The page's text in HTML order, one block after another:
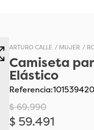
MUJER
Camiseta
Elástico
Referencia:
$ 69.990
$ 59.491